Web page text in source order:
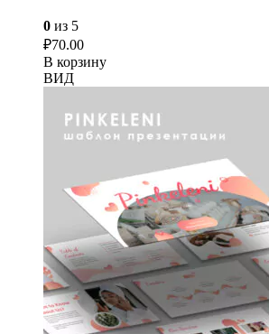
0 из 5
₽70.00
В корзину
ВИД